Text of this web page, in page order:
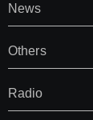
News
Others
Radio